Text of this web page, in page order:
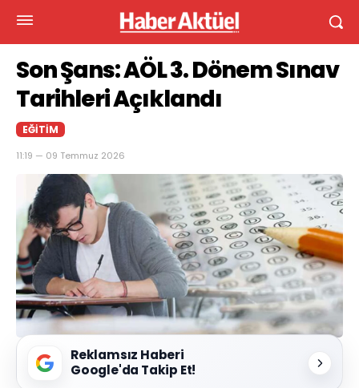
Son Şans: AÖL 3. Dönem Sınav
Tarihleri Açıklandı
EĞITIM
11:19 — 09 Temmuz 2026
Reklamsız Haberi
Google'da Takip Et!